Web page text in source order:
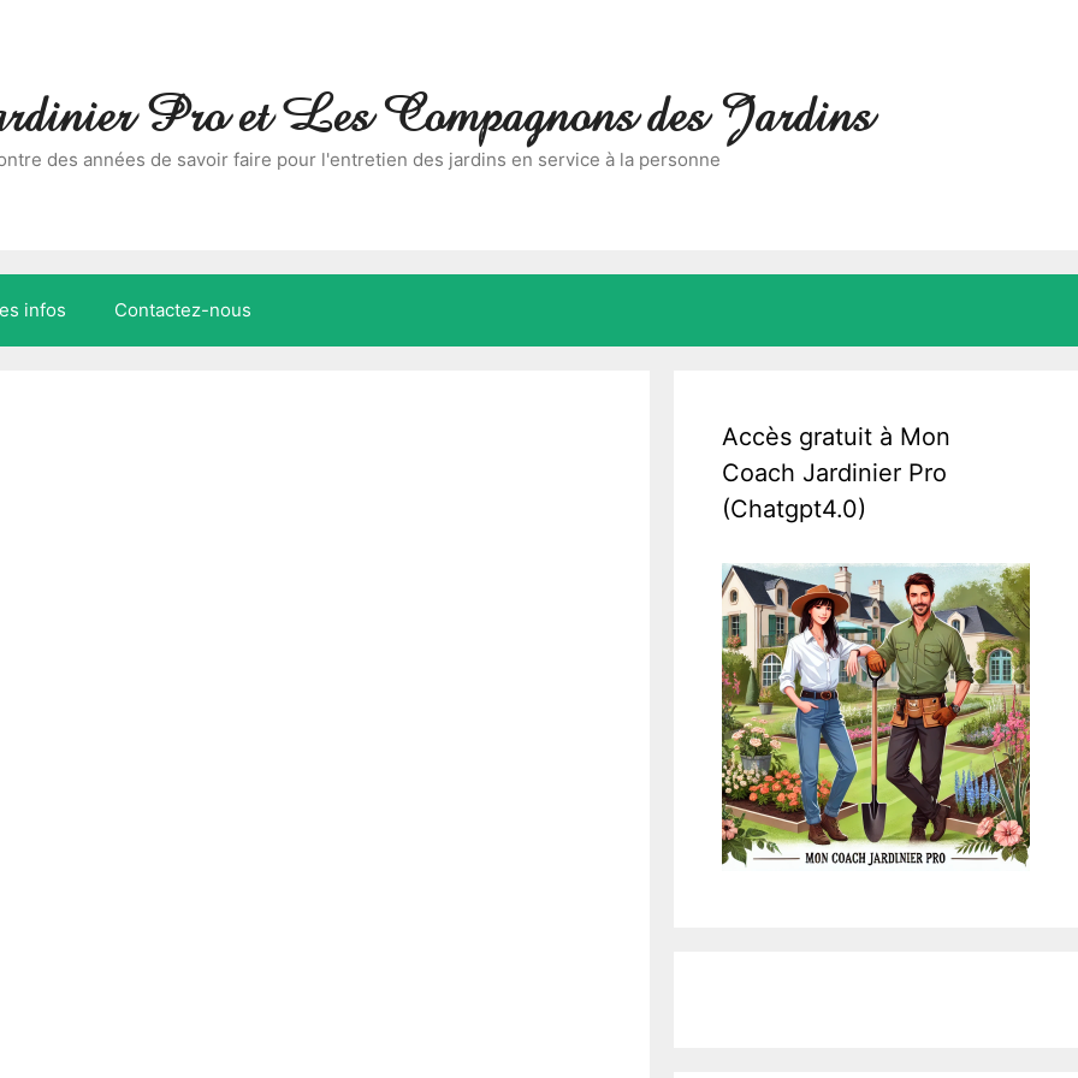
Pro et Les Compagnons des Jardins
des années de savoir faire pour l'entretien des jardins en service à la personne
infos Contactez-nous
Accès gratuit à Mon
Coach Jardinier Pro
(Chatgpt4.0)